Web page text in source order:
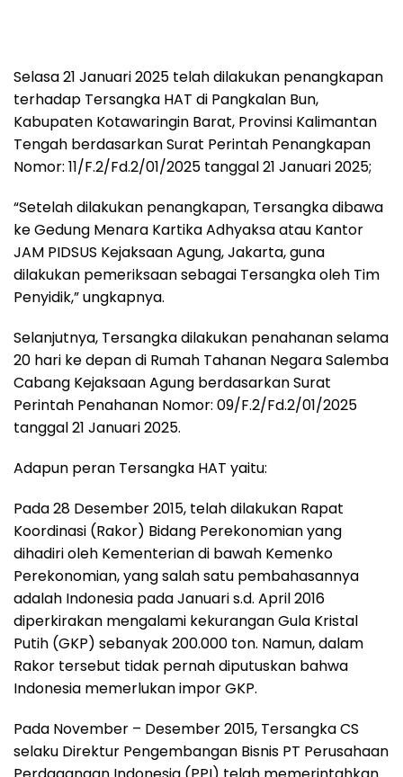
Selasa 21 Januari 2025 telah dilakukan penangkapan
terhadap Tersangka HAT di Pangkalan Bun,
Kabupaten Kotawaringin Barat, Provinsi Kalimantan
Tengah berdasarkan Surat Perintah Penangkapan
Nomor: 11/F.2/Fd.2/01/2025 tanggal 21 Januari 2025;
“Setelah dilakukan penangkapan, Tersangka dibawa
ke Gedung Menara Kartika Adhyaksa atau Kantor
JAM PIDSUS Kejaksaan Agung, Jakarta, guna
dilakukan pemeriksaan sebagai Tersangka oleh Tim
Penyidik,” ungkapnya.
Selanjutnya, Tersangka dilakukan penahanan selama
20 hari ke depan di Rumah Tahanan Negara Salemba
Cabang Kejaksaan Agung berdasarkan Surat
Perintah Penahanan Nomor: 09/F.2/Fd.2/01/2025
tanggal 21 Januari 2025.
Adapun peran Tersangka HAT yaitu:
Pada 28 Desember 2015, telah dilakukan Rapat
Koordinasi (Rakor) Bidang Perekonomian yang
dihadiri oleh Kementerian di bawah Kemenko
Perekonomian, yang salah satu pembahasannya
adalah Indonesia pada Januari s.d. April 2016
diperkirakan mengalami kekurangan Gula Kristal
Putih (GKP) sebanyak 200.000 ton. Namun, dalam
Rakor tersebut tidak pernah diputuskan bahwa
Indonesia memerlukan impor GKP.
Pada November – Desember 2015, Tersangka CS
selaku Direktur Pengembangan Bisnis PT Perusahaan